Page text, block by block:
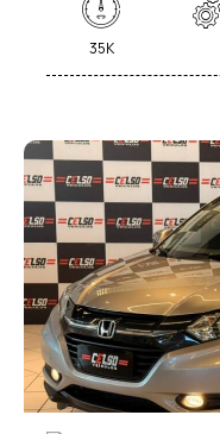
35K